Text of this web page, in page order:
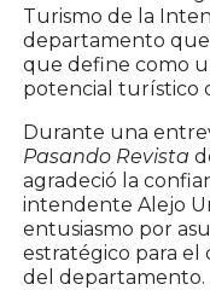
Turismo de la
departamento
que define como
potencial turístico
Durante una
Pasando Revista
agradeció la
intendente Alejo
entusiasmo por
estratégico para el
del departamento.